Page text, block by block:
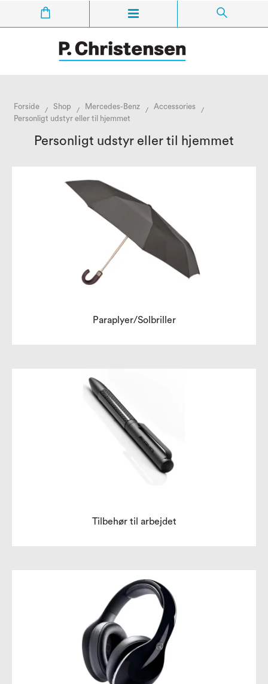
Forside / Shop / Mercedes-Benz / Accessories /
Personligt udstyr eller til hjemmet
Personligt udstyr eller til hjemmet
Paraplyer/Solbriller
Tilbehør til arbejdet